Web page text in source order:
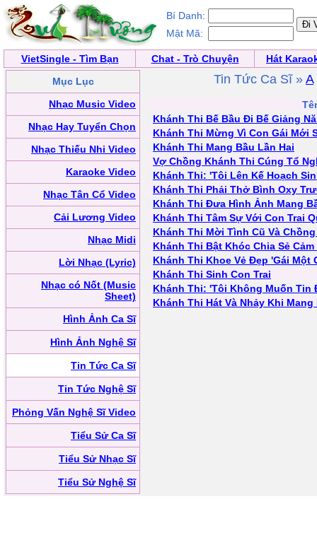
Bí Danh:
Mật Mã:
VietSingle - Tìm Bạn Chat - Trò Chuyện
Hát
Mục Lục
Nhạc Music Video
Nhạc Hay Tuyển Chọn
Nhạc Thiếu Nhi Video
Karaoke Video
Nhạc Tân Cổ Video
Cải Lương Video
Nhạc Midi
Lời Nhạc (Lyric)
Nhạc có Nốt (Music
Sheet)
Hình Ảnh Ca Sĩ
Hình Ảnh Nghệ Sĩ
Tin Tức Ca Sĩ
Tin Tức Nghệ Sĩ
Phỏng Vấn Nghệ Sĩ Video
Tiểu Sử Ca Sĩ
Tiểu Sử Nhạc Sĩ
Tiểu Sử Nghệ Sĩ
Tin Tức Ca Sĩ » A
Khánh Thi Bế Bầu Đi Bế Giảng
Khánh Thi Mừng Vì Con Gái Mới
Khánh Thi Mang Bầu Lần Hai
Vợ Chồng Khánh Thi Cúng Tổ
Khánh Thi: 'Tôi Lên Kế Hoạch
Khánh Thi Phải Thở Bình Oxy
Khánh Thi Đưa Hình Ảnh Mang
Khánh Thi Tâm Sự Với Con Trai
Khánh Thi Mời Tình Cũ Và
Khánh Thi Bật Khóc Chia Sẻ
Khánh Thi Khoe Vẻ Đẹp 'Gái Một
Khánh Thi Sinh Con Trai
Khánh Thi: 'Tôi Không Muốn Tin
Khánh Thi Hát Và Nhảy Khi Mang